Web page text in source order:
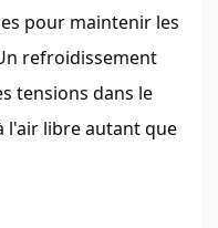
pour maintenir les
refroidissement
tensions dans le
l'air libre autant que